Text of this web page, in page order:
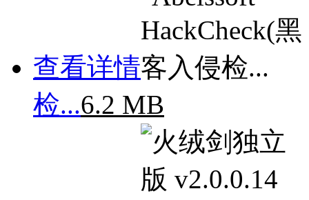
查看详情
检...6.2 MB